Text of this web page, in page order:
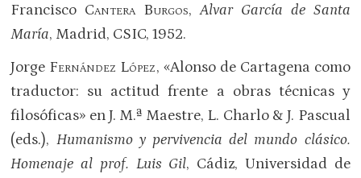
Francisco Cantera Burgos, Alvar García de Santa
María, Madrid, CSIC, 1952.
Jorge Fernández López, «Alonso de Cartagena como
traductor: su actitud frente a obras técnicas y
filosóficas» en J. M.ª Maestre, L. Charlo & J. Pascual
(eds.), Humanismo y pervivencia del mundo clásico.
Homenaje al prof. Luis Gil, Cádiz, Universidad de